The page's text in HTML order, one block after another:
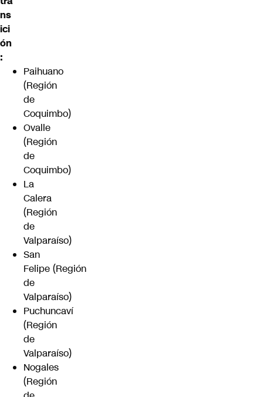
ns
ici
ón
:
Paihuano
(Región
de
Coquimbo)
Ovalle
(Región
de
Coquimbo)
La
Calera
(Región
de
Valparaíso)
San
Felipe (Región
de
Valparaíso)
Puchuncaví
(Región
de
Valparaíso)
Nogales
(Región